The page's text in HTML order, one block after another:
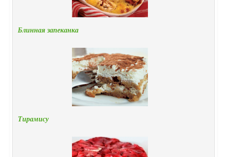
Блинная запеканка
Тирамису